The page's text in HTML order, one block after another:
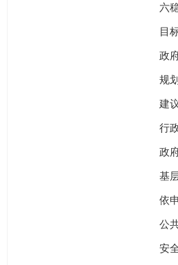
六
目
政
规
建
行
政
基
依
公
安